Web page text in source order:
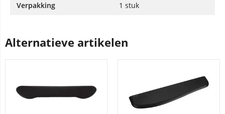
Verpakking
1 stuk
Alternatieve artikelen